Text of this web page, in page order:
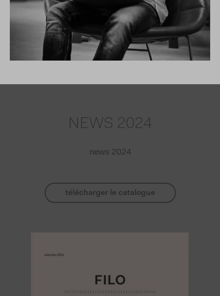
NEWS 2024
news 2024
télécharger le catalogue